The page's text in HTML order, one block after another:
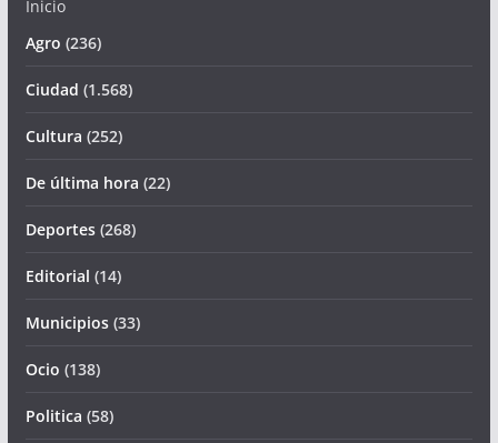
Inicio
Agro (236)
Ciudad (1.568)
Cultura (252)
De última hora (22)
Deportes(268)
Editorial (14)
Municipios(33)
Ocio (138)
Politica (58)